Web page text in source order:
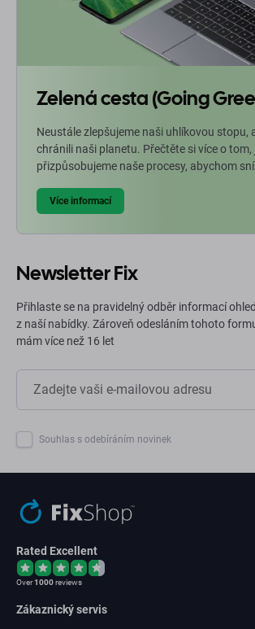
Zelená cesta (Going
Neustále zlepšujeme naši uhlíkovou stopu,
chránili naši planetu. Přečtěte si více o tom,
přizpůsobujeme naše procesy, abychom
Více informací
Newsletter Fix
Přihlaste se na pravidelný odběr informací
z naší nabídky. Zároveň odesláním tohoto
mám více než 16 let
Souhlas s odebíráním novinek
Rated Excellent
Over1000reviews
Zákaznický servis